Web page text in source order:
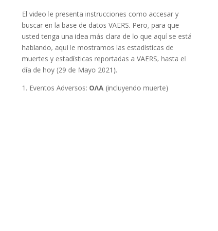
El video le presenta instrucciones como accesar y
buscar en la base de datos VAERS. Pero, para que
usted tenga una idea más clara de lo que aquí se está
hablando, aquí le mostramos las estadísticas de
muertes y estadísticas reportadas a VAERS, hasta el
día de hoy (29 de Mayo 2021).
1. Eventos Adversos: ΟΛΑ (incluyendo muerte)